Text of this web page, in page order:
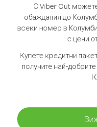
С Viber Out
обаждания до
всеки номер в
с цени
Купете кредитни
получите най-